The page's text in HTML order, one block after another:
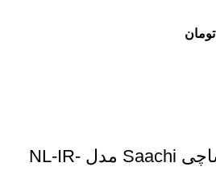
تومان
اتو بخار خانگی ساچی Saachi مدل NL-IR-